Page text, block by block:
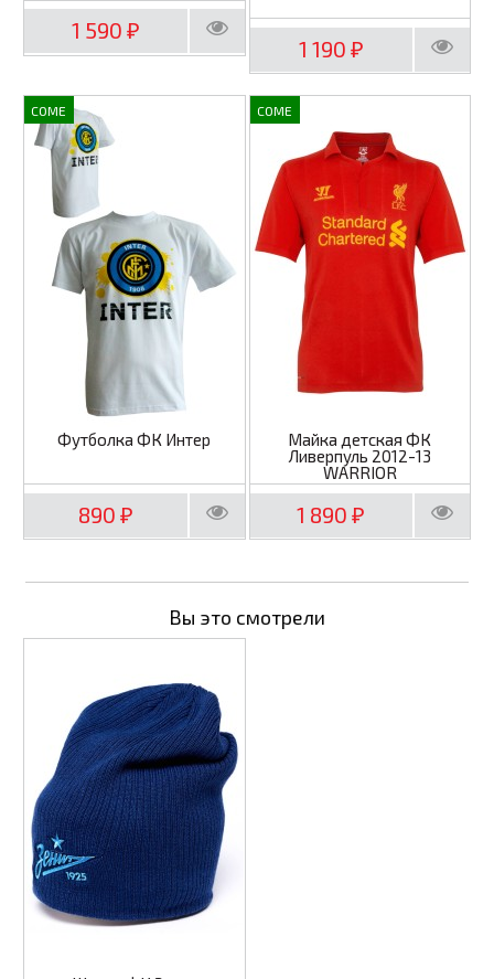
1 590 ₽
1 190 ₽
COME
Футболка ФК Интер
890 ₽
COME
Майка детская ФК
Ливерпуль 2012-13
WARRIOR
1 890₽
Вы это смотрели